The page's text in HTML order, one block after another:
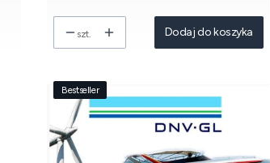
szt. Dodaj do koszyka
Bestseller